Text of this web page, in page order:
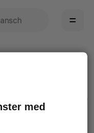
avhjälpa det.
och försök igen
med